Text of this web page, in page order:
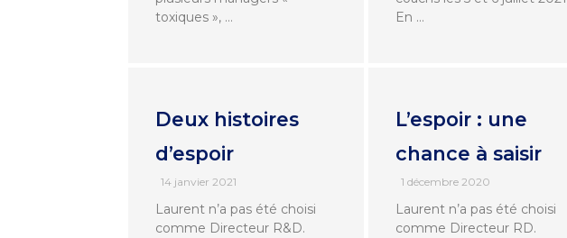
toxiques », …
En …
Deux histoires
d’espoir
14 janvier 2021
Laurent n’a pas été choisi
comme Directeur R&D.
L’espoir : une
chance à saisir
1 décembre 2020
Laurent n’a pas été choisi
comme Directeur RD.